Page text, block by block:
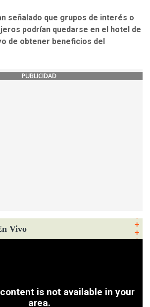
señalado que grupos de interés o
podrían quedarse en el hotel de
de obtener beneficios del
PUBLICIDAD
Vivo